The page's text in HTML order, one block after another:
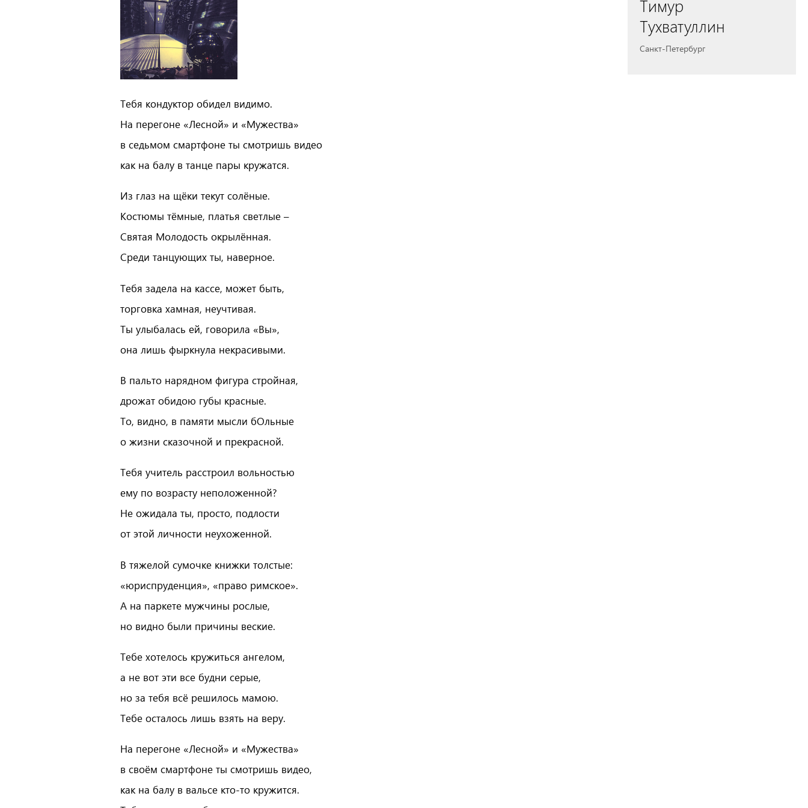
Тимур
Тухватуллин
Санкт-Петербург
Тебя кондуктор обидел видимо.
На перегоне «Лесной» и «Мужества»
в седьмом смартфоне ты смотришь видео
как на балу в танце пары кружатся.
Из глаз на щёки текут солёные.
Костюмы тёмные, платья светлые –
Святая Молодость окрылённая.
Среди танцующих ты, наверное.
Тебя задела на кассе, может быть,
торговка хамная, неучтивая.
Ты улыбалась ей, говорила «Вы»,
она лишь фыркнула некрасивыми.
В пальто нарядном фигура стройная,
дрожат обидою губы красные.
То, видно, в памяти мысли бОльные
о жизни сказочной и прекрасной.
Тебя учитель расстроил вольностью
ему по возрасту неположенной?
Не ожидала ты, просто, подлости
от этой личности неухоженной.
В тяжелой сумочке книжки толстые:
«юриспруденция», «право римское».
А на паркете мужчины рослые,
но видно были причины веские.
Тебе хотелось кружиться ангелом,
а не вот эти все будни серые,
но за тебя всё решилось мамою.
Тебе осталось лишь взять на веру.
На перегоне «Лесной» и «Мужества»
в своём смартфоне ты смотришь видео,
как на балу в вальсе кто-то кружится.